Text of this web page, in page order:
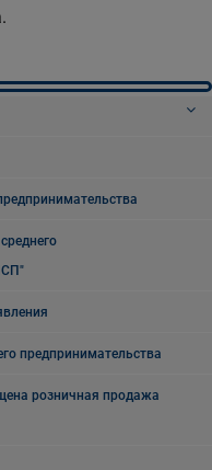
предпринимательства
розничная продажа